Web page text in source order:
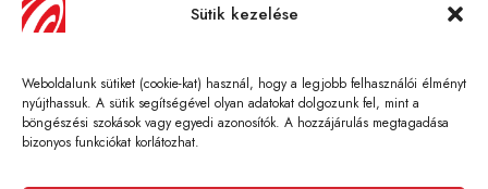
Sütik kezelése
Weboldalunk sütiket (cookie-kat) használ, hogy a legjobb felhasználói élményt
nyújthassuk. A sütik segítségével olyan adatokat dolgozunk fel, mint a
böngészési szokások vagy egyedi azonosítók. A hozzájárulás megtagadása
bizonyos funkciókat korlátozhat.
06 1 430 67 70
info@gumi-profi.hu